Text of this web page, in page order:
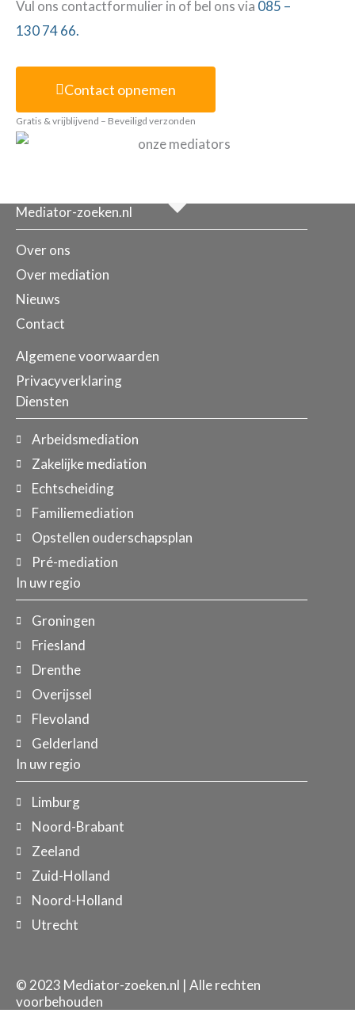
Vul ons contactformulier in of bel ons via 085 –
130 74 66.
Contact opnemen
Gratis & vrijblijvend – Beveiligd verzonden
Mediator-zoeken.nl
Over ons
Over mediation
Nieuws
Contact
Algemene voorwaarden
Privacyverklaring
Diensten
Arbeidsmediation
Zakelijke mediation
Echtscheiding
Familiemediation
Opstellen ouderschapsplan
Pré-mediation
In uw regio
Groningen
Friesland
Drenthe
Overijssel
Flevoland
Gelderland
In uw regio
Limburg
Noord-Brabant
Zeeland
Zuid-Holland
Noord-Holland
Utrecht
© 2023 Mediator-zoeken.nl | Alle rechten
voorbehouden